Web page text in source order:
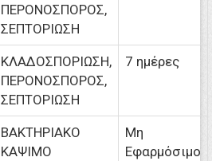
ΠΕΡΟΝΟΣΠΟΡΟΣ,
ΣΕΠΤΟΡΙΩΣΗ
ΚΛΑΔΟΣΠΟΡΙΩΣΗ,
ΠΕΡΟΝΟΣΠΟΡΟΣ,
ΣΕΠΤΟΡΙΩΣΗ
7 ημέρες
ΒΑΚΤΗΡΙΑΚΟ
ΚΑΨΙΜΟ
Μη
Εφαρμόσιμο